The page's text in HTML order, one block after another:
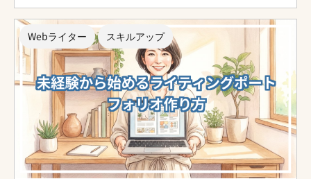
Webライター スキルアップ